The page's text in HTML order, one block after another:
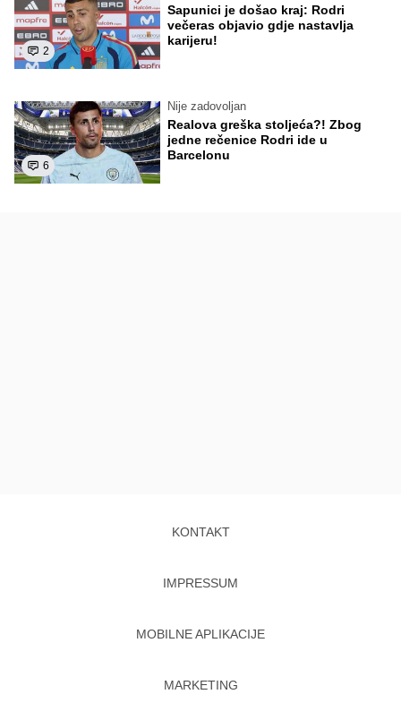
2
Sapunici je došao kraj: Rodri
večeras objavio gdje nastavlja
karijeru!
6
Nije zadovoljan
Realova greška stoljeća?! Zbog
jedne rečenice Rodri ide u
Barcelonu
KONTAKT
IMPRESSUM
MOBILNE APLIKACIJE
MARKETING